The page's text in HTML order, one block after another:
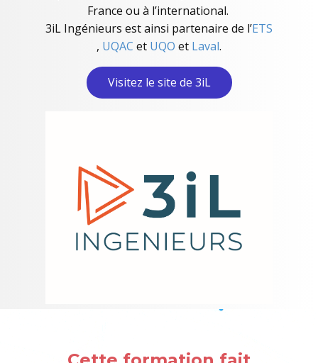
France ou à l’international.
3iL Ingénieurs est ainsi partenaire de l’ETS
, UQAC et UQO et Laval.
Visitez le site de 3iL